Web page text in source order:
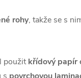
rohy, takže se s
použitkřídový papír